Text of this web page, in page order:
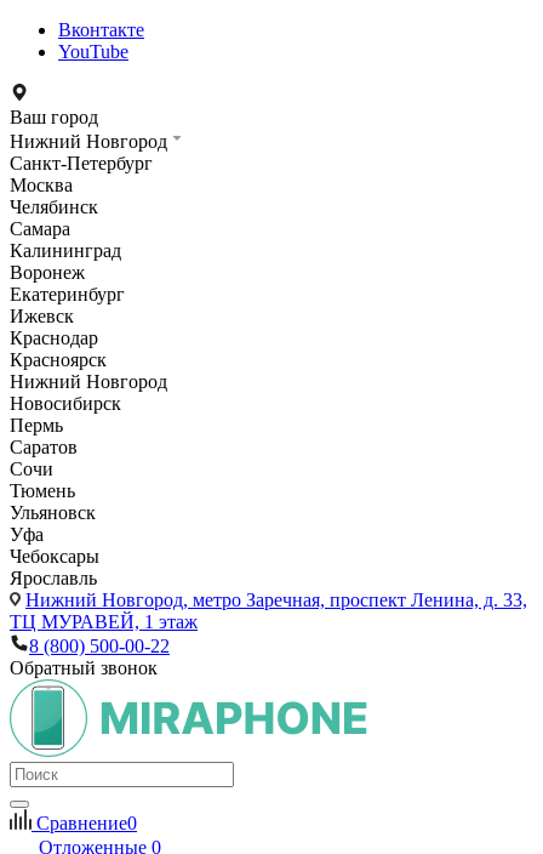
Вконтакте
YouTube
Ваш город
Нижний Новгород
Санкт-Петербург
Москва
Челябинск
Самара
Калининград
Воронеж
Екатеринбург
Ижевск
Краснодар
Красноярск
Нижний Новгород
Новосибирск
Пермь
Саратов
Сочи
Тюмень
Ульяновск
Уфа
Чебоксары
Ярославль
Нижний Новгород, метро Заречная, проспект Ленина, д. 33,
ТЦ МУРАВЕЙ, 1 этаж
8 (800) 500-00-22
Обратный звонок
Сравнение0
Отложенные 0